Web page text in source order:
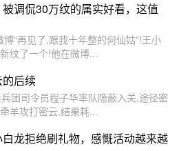
调侃30万纹的属实好看，这值
“再见了,跟我十年整的何仙姑”!王小
纹了一个!他在微博...
后续
团司令员程子华率队隐蔽入关,途径密
羊攻打密云,结果耗...
龙拒绝刷礼物，感慨活动越来越